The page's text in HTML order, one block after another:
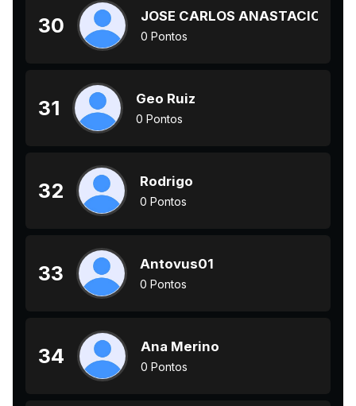
30 JOSE CARLOS ANASTACIO
0 Pontos
31 Geo Ruiz
0 Pontos
32 Rodrigo
0 Pontos
33 Antovus01
0 Pontos
34 Ana Merino
0 Pontos